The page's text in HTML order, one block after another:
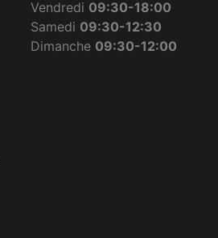
Vendredi 09:30-18:00
Samedi 09:30-12:30
Dimanche 09:30-12:00